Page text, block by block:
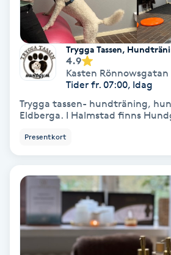
Vaccination
Vampyrbehandling
Vaxning
Vaxning brasiliansk
Veterinär
Vibrationsmassage
Vinyasa Yoga
Trygga Tassen,
4.9
Kasten Rönnowsgatan
Tider fr. 07:00, Idag
Trygga tassen- hundträning,
Eldberga. I Halmstad finns
Presentkort